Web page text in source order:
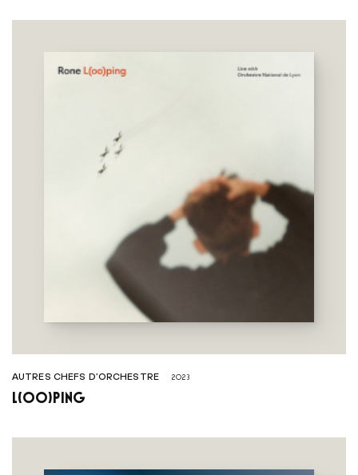
AUTRES CHEFS D’ORCHESTRE 2023
L(OO)PING